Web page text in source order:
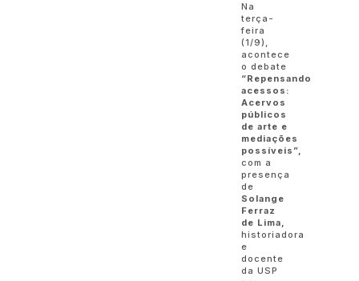
Na
terça-
feira
(1/9),
acontece
o debate
“Repensando
acessos:
Acervos
públicos
de arte e
mediações
possíveis”,
com a
presença
de
Solange
Ferraz
de Lima,
historiadora
e
docente
da USP